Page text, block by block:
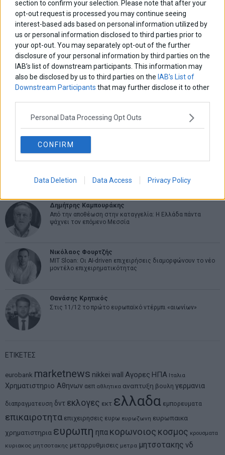
section to confirm your selection. Please note that after your
opt-out request is processed you may continue seeing
interest-based ads based on personal information utilized by
us or personal information disclosed to third parties prior to
your opt-out. You may separately opt-out of the further
disclosure of your personal information by third parties on the
IAB’s list of downstream participants. This information may
also be disclosed by us to third parties on the IAB’s List of
Downstream Participants that may further disclose it to other
Personal Data Processing Opt Outs
CONFIRM
Data Deletion Data Access Privacy Policy
ΑΡΘΡΟΓΡΑΦΟΙ
Ελευθερία Κούρταλη
Οι «τιμωροί» των ομολόγων επέστρεψαν
Η αληθινή παιδεία ξεκινά από την ψυχή…
Δημήτρης Καμπουράκης
Από την αποθέωση στην καταγγελία: Η Ελλάδα πάντα
ψάχνει τον επόμενο Μεσσία
Νικόλαος Φουρτζής
MIT Sloan: Οι AI-driven επιχειρήσεις διαμορφώνουν το νέο
μοντέλο επιχειρηματικότητας
Θανάσης Κρητικός
Στις 11/12 το πρώτο ευρωπαϊκό ντέρμπι «αιωνίων»
ΕΤΙΚΕΤΕΣ
eurobank marketnews nikkei wall Αγορες ΗΠΑ Ιταλια
Χρηματιστηριο Αθηνων αεπ αθλητικα αναπτυξη βουλη γερμανια
διαπραγματευση δντ εκλογες εκτ ελλαδα εμπορευματα
επικαιροτητα επιχειρησεις ευρω ευρωζωνη ευρωπαικα
χρηματιστηρια ευρωπη ηπα κορωνοιος κοσμος κρουσματα
κυριακος μητσοτακης μεταρρυθμισεις μετρα μητσοτακης νδ